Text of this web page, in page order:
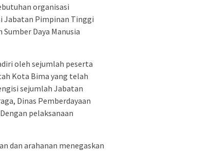
organisasi
Jabatan Pimpinan Tinggi
Daya Manusia
oleh sejumlah peserta
Kota Bima yang telah
sejumlah Jabatan
Dinas Pemberdayaan
pelaksanaan
dan arahanan menegaskan